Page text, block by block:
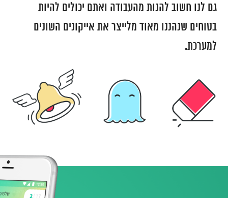
גם לנו חשוב להנות מהעבודה ואתם יכולים להיות
בטוחים שנהננו מאוד מלייצר את אייקונים השונים
למערכת.